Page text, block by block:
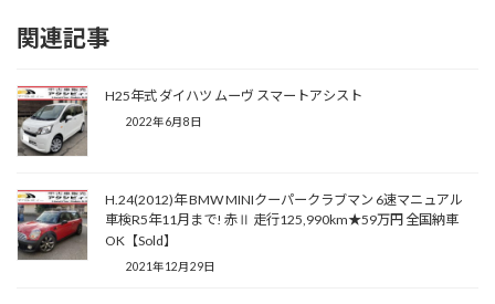
関連記事
H25年式 ダイハツ ムーヴ スマートアシスト
2022年6月8日
H.24(2012)年 BMW MINIクーパークラブマン 6速マニュアル
車検R5年11月まで! 赤Ⅱ 走行125,990km★59万円 全国納車
OK【Sold】
2021年12月29日